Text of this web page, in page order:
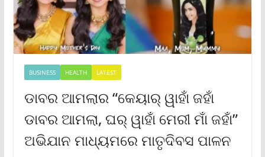
BUSINESS HEALTH LATEST
ଡାବର ଆମଲାର “କେୟାର୍ ୱାହାଁ ଜହାଁ
ଡାବର ଆମଲା, ଘର୍ ୱାହାଁ ମେରୀ ମାଁ ଜହାଁ”
ଅଭିଯାନ ମାଧ୍ୟମରେ ମାତୃଦିବସ ପାଳନ